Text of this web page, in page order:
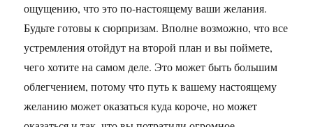
ощущению, что это по-настоящему ваши желания.
Будьте готовы к сюрпризам. Вполне возможно, что все
устремления отойдут на второй план и вы поймете,
чего хотите на самом деле. Это может быть большим
облегчением, потому что путь к вашему настоящему
желанию может оказаться куда короче, но может